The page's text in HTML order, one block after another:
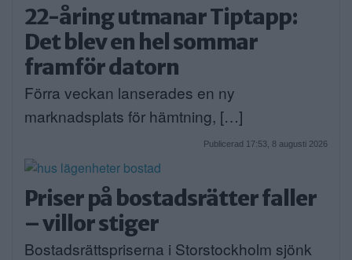
22-åring utmanar Tiptapp:
Det blev en hel sommar
framför datorn
Förra veckan lanserades en ny
marknadsplats för hämtning, […]
Publicerad 17:53, 8 augusti 2026
Priser på bostadsrätter faller
– villor stiger
Bostadsrättspriserna i Storstockholm sjönk